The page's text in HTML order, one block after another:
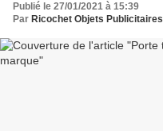
Publié le 27/01/2021 à 15:39
Par Ricochet Objets Publicitaires